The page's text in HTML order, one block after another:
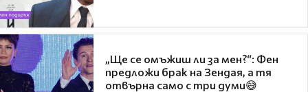
„Ще се омъжиш ли за мен?“: Фен
предложи брак на Зендая, а тя
отвърна само с три думи😅